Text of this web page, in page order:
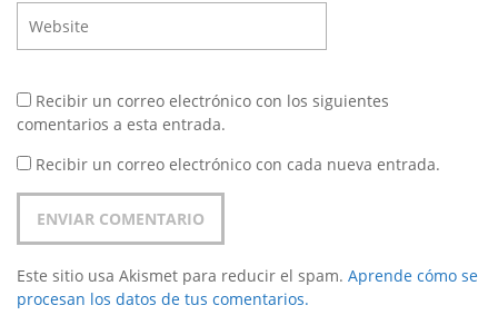
Recibir un correo electrónico con los siguientes
comentarios a esta entrada.
Recibir un correo electrónico con cada nueva entrada.
Este sitio usa Akismet para reducir el spam. Aprende cómo se
procesan los datos de tus comentarios.